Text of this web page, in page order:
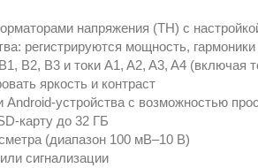
напряжения (ТН) с
регистрируются мощность,
В2, В3 и токи A1, A2, A3, A4 (включая
яркость и контраст
с возможностью
до 32 ГБ
(диапазон 100 мВ–10 В)
сигнализации